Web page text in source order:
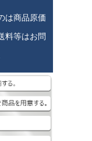
は商品原価
料等はお問